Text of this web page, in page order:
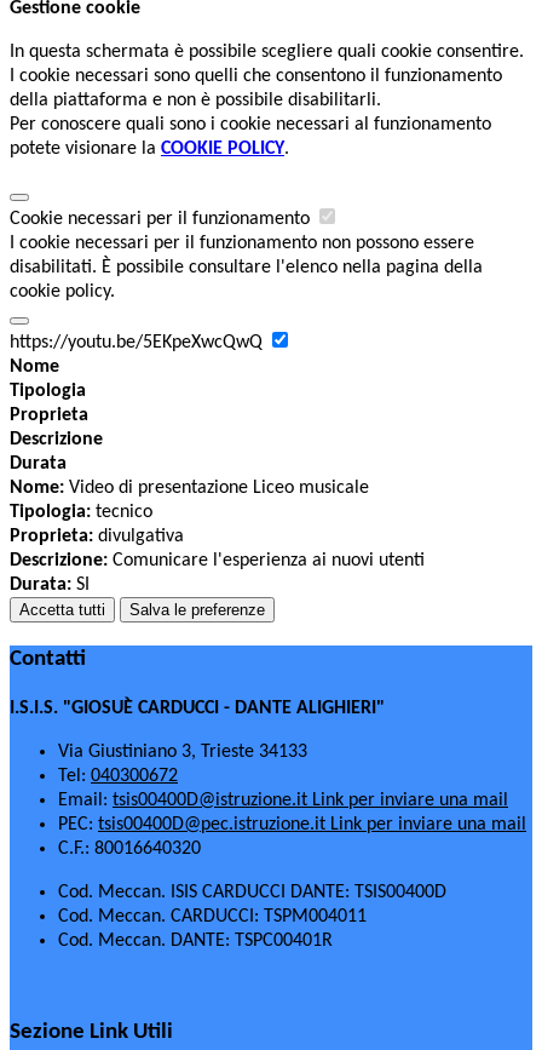
Gestione cookie
In questa schermata è possibile scegliere quali cookie consentire.
I cookie necessari sono quelli che consentono il funzionamento
della piattaforma e non è possibile disabilitarli.
Per conoscere quali sono i cookie necessari al funzionamento
potete visionare la COOKIE POLICY.
Cookie necessari per il funzionamento
I cookie necessari per il funzionamento non possono essere
disabilitati. È possibile consultare l'elenco nella pagina della
cookie policy.
https://youtu.be/5EKpeXwcQwQ
Nome
Tipologia
Proprieta
Descrizione
Durata
Nome: Video di presentazione Liceo musicale
Tipologia: tecnico
Proprieta: divulgativa
Descrizione: Comunicare l'esperienza ai nuovi utenti
Durata: SI
Accetta tutti Salva le preferenze
Contatti
I.S.I.S. "GIOSUÈ CARDUCCI - DANTE ALIGHIERI"
Via Giustiniano 3, Trieste 34133
Tel: 040300672
Email: tsis00400D@istruzione.it Link per inviare una mail
PEC: tsis00400D@pec.istruzione.it Link per inviare una mail
C.F.: 80016640320
Cod. Meccan. ISIS CARDUCCI DANTE: TSIS00400D
Cod. Meccan. CARDUCCI: TSPM004011
Cod. Meccan. DANTE: TSPC00401R
Sezione Link Utili